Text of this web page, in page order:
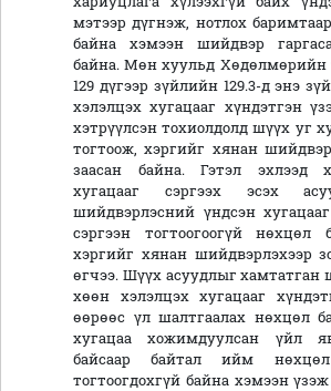
мэтээр дүгнэж, нотлох
байна хэмээн шийдвэр
байна. Мөн хуульд Хөдөлмөрийн
129 дүгээр зүйлийн 129.3-д энэ
хэлэлцэх хугацааг хүндэтгэн
хэтрүүлсэн тохиолдолд шүүх уг
тогтоож, хэргийг хянан
заасан байна. Гэтэл эхлээд
хугацааг сэргээх эсэх
шийдвэрлэсний үндсэн
сэргээн тогтоогоогүй нөхцөл
хэргийг хянан шийдвэрлэхээр
өгчээ. Шүүх асуудлыг
хөөн хэлэлцэх хугацааг
өөрөөс үл шалтгаалах нөхцөл
хугацаа хожимдуулсан үйл
байсаар байтал ийм
тогтоогдохгүй байна хэмээн